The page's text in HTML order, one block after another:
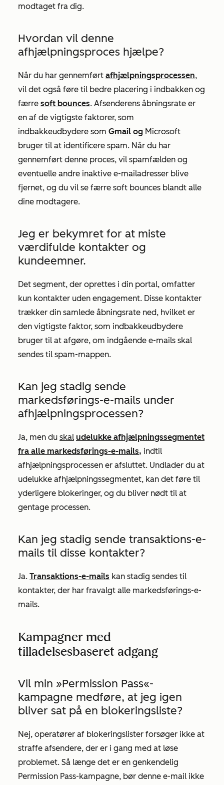
modtaget fra dig.
Hvordan vil denne
afhjælpningsproces hjælpe?
Når du har gennemført afhjælpningsprocessen,
vil det også føre til bedre placering i indbakken og
færre soft bounces. Afsenderens åbningsrate er
en af de vigtigste faktorer, som
indbakkeudbydere som Gmail og Microsoft
bruger til at identificere spam. Når du har
gennemført denne proces, vil spamfælden og
eventuelle andre inaktive e-mailadresser blive
fjernet, og du vil se færre soft bounces blandt alle
dine modtagere.
Jeg er bekymret for at miste
værdifulde kontakter og
kundeemner.
Det segment, der oprettes i din portal, omfatter
kun kontakter uden engagement. Disse kontakter
trækker din samlede åbningsrate ned, hvilket er
den vigtigste faktor, som indbakkeudbydere
bruger til at afgøre, om indgående e-mails skal
sendes til spam-mappen.
Kan jeg stadig sende
markedsførings-e-mails under
afhjælpningsprocessen?
Ja, men du skal udelukke afhjælpningssegmentet
fra alle markedsførings-e-mails, indtil
afhjælpningsprocessen er afsluttet. Undlader du at
udelukke afhjælpningssegmentet, kan det føre til
yderligere blokeringer, og du bliver nødt til at
gentage processen.
Kan jeg stadig sende transaktions-e-
mails til disse kontakter?
Ja. Transaktions-e-mails kan stadig sendes til
kontakter, der har fravalgt alle markedsførings-e-
mails.
Kampagner med
tilladelsesbaseret adgang
Vil min »Permission Pass«-
kampagne medføre, at jeg igen
bliver sat på en blokeringsliste?
Nej, operatører af blokeringslister forsøger ikke at
straffe afsendere, der er i gang med at løse
problemet. Så længe det er en genkendelig
Permission Pass-kampagne, bør denne e-mail ikke